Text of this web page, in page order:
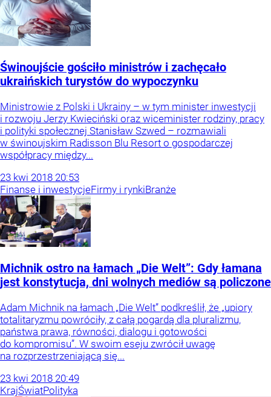
Świnoujście gościło ministrów i zachęcało
ukraińskich turystów do wypoczynku
Ministrowie z Polski i Ukrainy – w tym minister inwestycji
i rozwoju Jerzy Kwieciński oraz wiceminister rodziny, pracy
i polityki społecznej Stanisław Szwed – rozmawiali
w świnoujskim Radisson Blu Resort o gospodarczej
współpracy między...
23 kwi 2018 20:53
Finanse i inwestycjeFirmy i rynkiBranże
Michnik ostro na łamach „Die Welt”: Gdy łamana
jest konstytucja, dni wolnych mediów są policzone
Adam Michnik na łamach „Die Welt” podkreślił, że „upiory
totalitaryzmu powróciły, z całą pogardą dla pluralizmu,
państwa prawa, równości, dialogu i gotowości
do kompromisu”. W swoim eseju zwrócił uwagę
na rozprzestrzeniającą się...
23 kwi 2018 20:49
KrajŚwiatPolityka